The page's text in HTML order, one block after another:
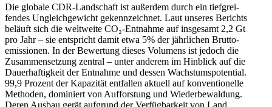
Die globale CDR-Landschaft ist außerdem durch ein tiefgrei­
fendes Ungleich­ge­wicht gekenn­zeichnet. Laut unseres Berichts
beläuft sich die weltweite CO₂-Entnahme auf insgesamt 2,2 Gt
pro Jahr – sie entspricht damit etwa 5% der jährlichen Brutto­
emis­sionen. In der Bewertung dieses Volumens ist jedoch die
Zusam­men­setzung zentral – unter anderem im Hinblick auf die
Dauer­haf­tigkeit der Entnahme und dessen Wachs­tums­po­tential.
99,9 Prozent der Kapazität entfallen aktuell auf konven­tio­nelle
Methoden, dominiert von Aufforstung und Wieder­be­waldung.